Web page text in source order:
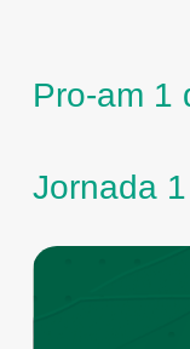
Pro-am 1
Jornada 1